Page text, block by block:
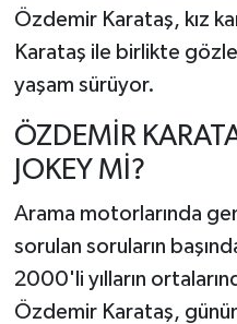
Özdemir Karataş, kız
Karataş ile birlikte
yaşam sürüyor.
ÖZDEMİR
JOKEY Mİ?
Arama motorlarında
sorulan soruların
2000'li yılların
Özdemir Karataş,